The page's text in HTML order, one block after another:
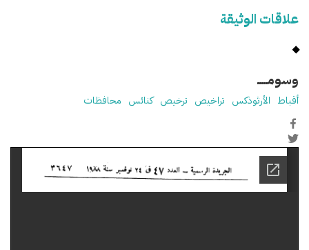
علاقات الوثيقة
وسومـــــ
أقباط الأرثوذكس تراخيص ترخيص كنائس محافظات